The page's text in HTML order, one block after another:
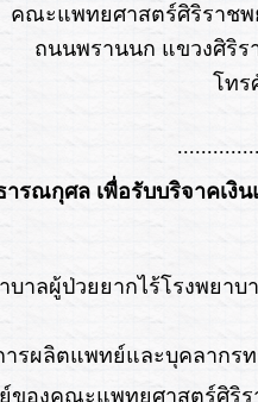
คณะแพทยศาสตร์ศิริราชพ
ถนนพรานนก แขวงศิริร
โทร
รณกุศล เพื่อรับบริจาคเงิ
บาลผู้ป่วยยากไร้โรงพยา
ารผลิตแพทย์และบุคลากร
ของคณะแพทยศาสตร์ศิริร